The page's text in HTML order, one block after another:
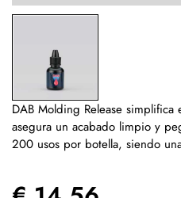
DAB Molding Release
asegura un acabado limpio y
200 usos por botella, siendo